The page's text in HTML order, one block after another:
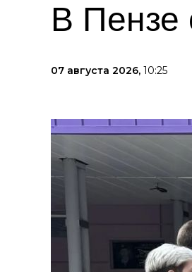
В Пензе
07 августа 2026, 10:25